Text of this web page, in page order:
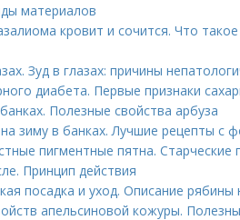
материалов
кровит и сочится. Что
Зуд в глазах: причины
диабета. Первые признаки
Полезные свойства арбуза
зиму в банках. Лучшие рецепты с
пигментные пятна. Старческие
Принцип действия
посадка и уход. Описание рябины
апельсиновой кожуры.